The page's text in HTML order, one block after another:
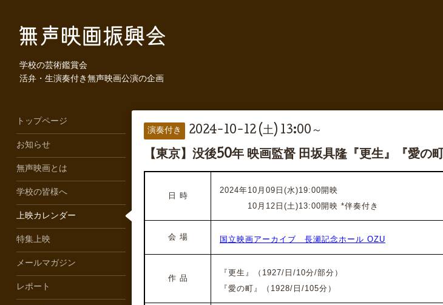
学校の芸術鑑賞会
活弁・生演奏付き無声映画公演の企画
演奏付き 2024-10-12 (土) 13:00～
【東京】没後50年 映画監督 田坂具隆『更生』『愛の
日 時
2024年10月09日(水)19:00開映
10月12日(土)13:00開映 *伴奏付き
会 場 国立映画アーカイブ 長瀬記念ホール OZU
作 品
『更生』（1927/日/10分/部分）
『愛の町』（1928/日/105分）
トップページ
お知らせ
無声映画とは
学校の皆様へ
上映カレンダー
特集上映
メールマガジン
レポート